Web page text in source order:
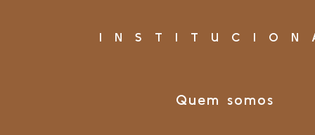
Quem somos